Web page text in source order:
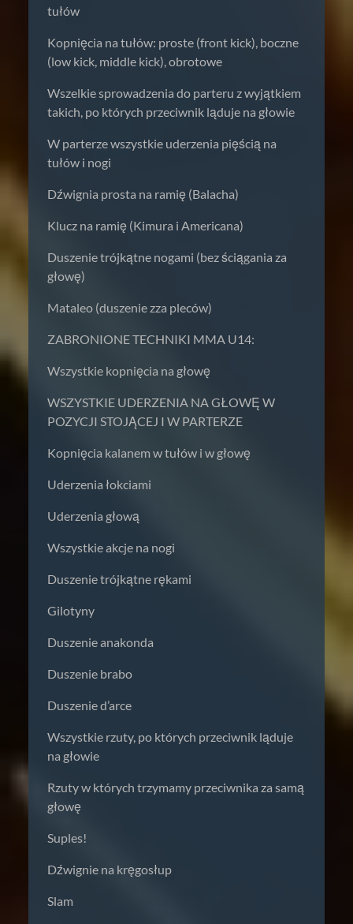
tułów
Kopnięcia na tułów: proste (front kick), boczne
(low kick, middle kick), obrotowe
Wszelkie sprowadzenia do parteru z wyjątkiem
takich, po których przeciwnik ląduje na głowie
W parterze wszystkie uderzenia pięścią na
tułów i nogi
Dźwignia prosta na ramię (Balacha)
Klucz na ramię (Kimura i Americana)
Duszenie trójkątne nogami (bez ściągania za
głowę)
Mataleo (duszenie zza pleców)
ZABRONIONE TECHNIKI MMA U14:
Wszystkie kopnięcia na głowę
WSZYSTKIE UDERZENIA NA GŁOWĘ W
POZYCJI STOJĄCEJ I W PARTERZE
Kopnięcia kalanem w tułów i w głowę
Uderzenia łokciami
Uderzenia głową
Wszystkie akcje na nogi
Duszenie trójkątne rękami
Gilotyny
Duszenie anakonda
Duszenie brabo
Duszenie d’arce
Wszystkie rzuty, po których przeciwnik ląduje
na głowie
Rzuty w których trzymamy przeciwnika za samą
głowę
Suples!
Dźwignie na kręgosłup
Slam